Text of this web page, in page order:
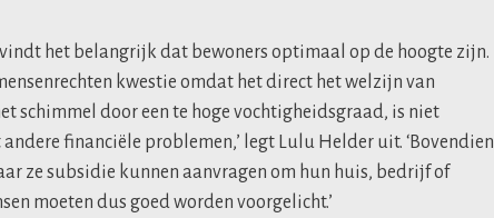
het belangrijk dat bewoners optimaal op de hoogte zijn.
kwestie omdat het direct het welzijn van
schimmel door een te hoge vochtigheidsgraad, is niet
financiële problemen,’ legt Lulu Helder uit. ‘Bovendien
ze subsidie kunnen aanvragen om hun huis, bedrijf of
moeten dus goed worden voorgelicht.’